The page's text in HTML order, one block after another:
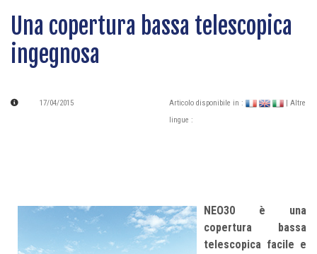
Una copertura bassa telescopica
ingegnosa
17/04/2015 Articolo disponibile in :
| Altre
lingue :
NEO30 è una
copertura bassa
telescopica facile e